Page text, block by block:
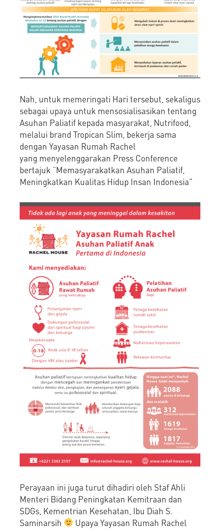
Nah, untuk memeringati Hari tersebut, sekaligus
sebagai upaya untuk mensosialisasikan tentang
Asuhan Paliatif kepada masyarakat, Nutrifood,
melalui brand Tropican Slim, bekerja sama
dengan Yayasan Rumah Rachel
yang menyelenggarakan Press Conference
bertajuk “Memasyarakatkan Asuhan Paliatif,
Meningkatkan Kualitas Hidup Insan Indonesia”
Perayaan ini juga turut dihadiri oleh Staf Ahli
Menteri Bidang Peningkatan Kemitraan dan
SDGs, Kementrian Kesehatan, Ibu Diah S.
Saminarsih
Upaya Yayasan Rumah Rachel